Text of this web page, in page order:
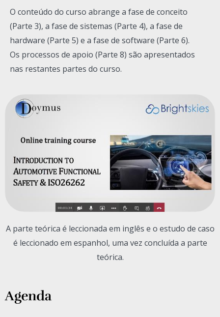
O conteúdo do curso abrange a fase de conceito
(Parte 3), a fase de sistemas (Parte 4), a fase de
hardware (Parte 5) e a fase de software (Parte 6).
Os processos de apoio (Parte 8) são apresentados
nas restantes partes do curso.
A parte teórica é leccionada em inglês e o estudo de caso
é leccionado em espanhol, uma vez concluída a parte
teórica.
Agenda